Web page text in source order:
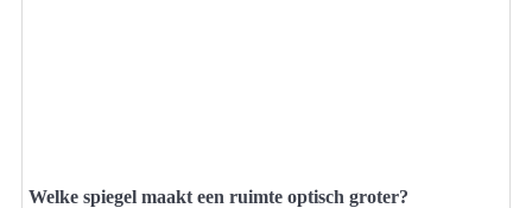
Welke spiegel maakt een ruimte optisch groter?